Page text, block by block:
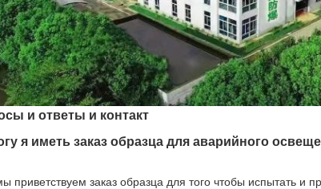
и ответы и контакт
я иметь заказ образца для аварийного
приветствуем заказ образца для того чтобы испытать и